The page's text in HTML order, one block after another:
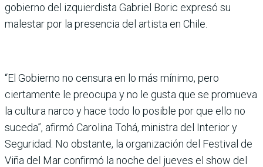
gobierno del izquierdista Gabriel Boric expresó su
malestar por la presencia del artista en Chile.
“El Gobierno no censura en lo más mínimo, pero
ciertamente le preocupa y no le gusta que se promueva
la cultura narco y hace todo lo posible por que ello no
suceda”, afirmó Carolina Tohá, ministra del Interior y
Seguridad. No obstante, la organización del Festival de
Viña del Mar confirmó la noche del jueves el show del